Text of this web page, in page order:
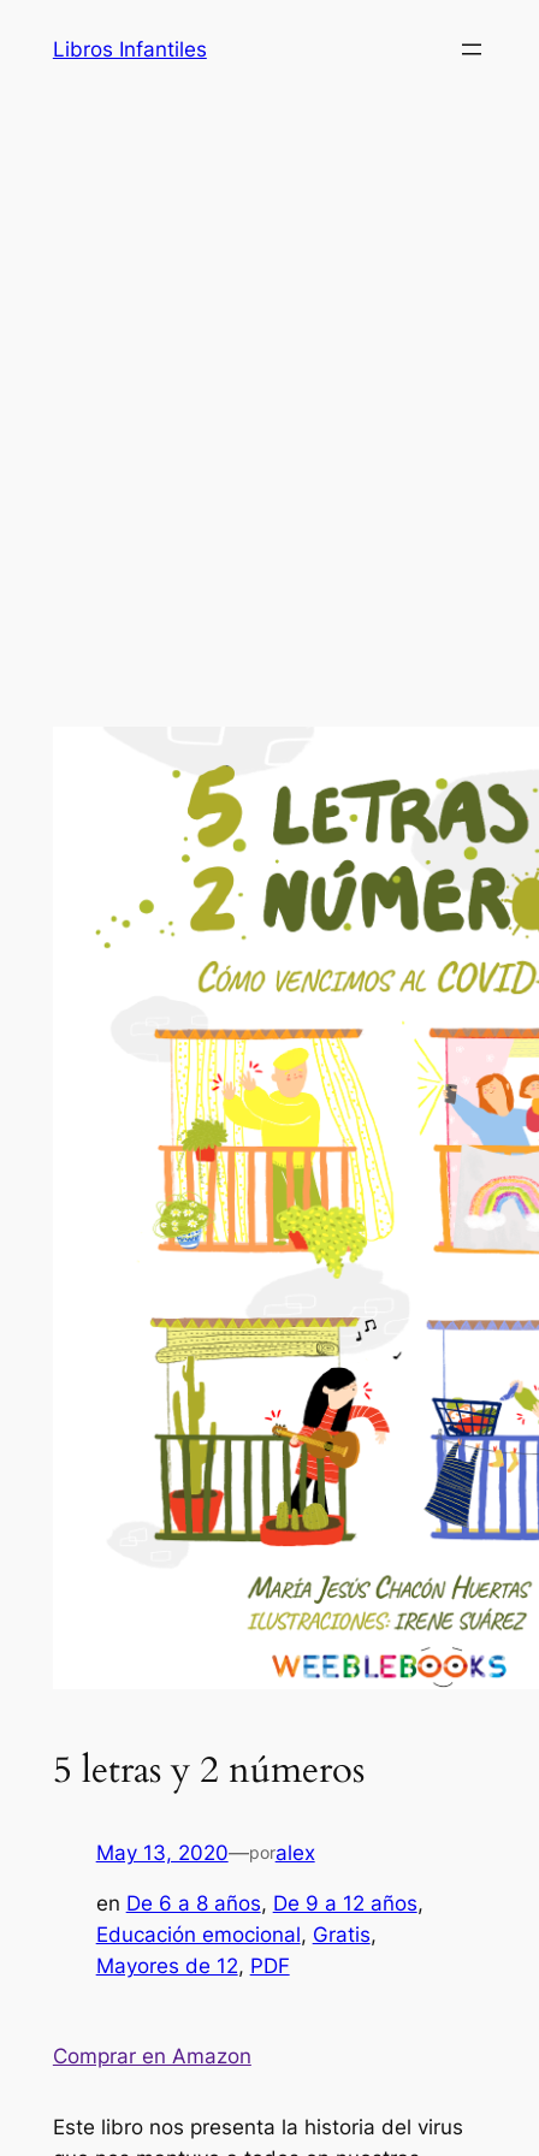
Libros Infantiles
5 letras y 2 números
May 13, 2020—poralex
en De 6 a 8 años, De 9 a 12 años
Educación emocional, Gratis
Mayores de 12, PDF
Comprar en Amazon
Este libro nos presenta la historia del virus